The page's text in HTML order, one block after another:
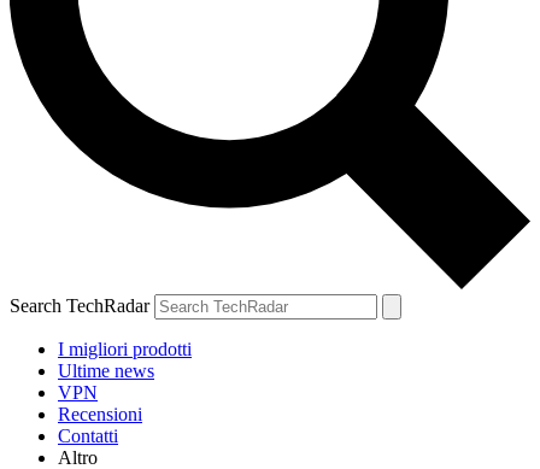
Search TechRadar
I migliori prodotti
Ultime news
VPN
Recensioni
Contatti
Altro